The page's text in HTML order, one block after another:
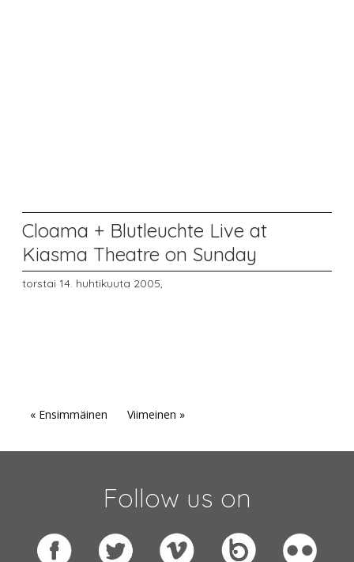
Cloama + Blutleuchte Live at
Kiasma Theatre on Sunday
torstai 14. huhtikuuta 2005,
« Ensimmäinen Viimeinen »
Follow us on